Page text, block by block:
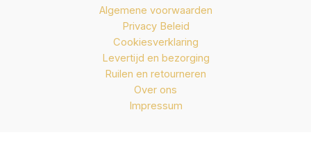
Algemene voorwaarden
Privacy Beleid
Cookiesverklaring
Levertijd en bezorging
Ruilen en retourneren
Over ons
Impressum